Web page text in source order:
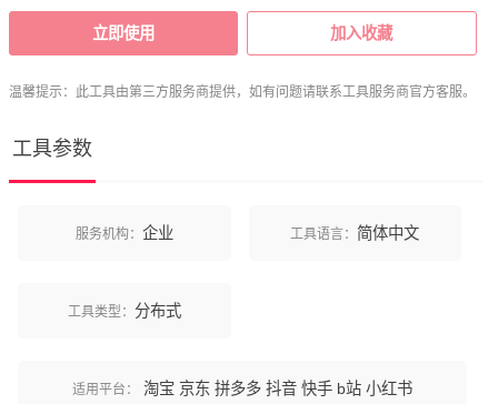
立即使用 加入收藏
温馨提示：此工具由第三方服务商提供，如有问题请联系工具服务商官方客服。
工具参数
服务机构： 企业 工具语言： 简体中文
工具类型： 分布式
适用平台： 淘宝 京东 拼多多 抖音 快手 b站 小红书